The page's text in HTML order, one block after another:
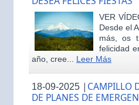
VER
Desde el
más, os
felicidad
año, cree... Leer Más
18-09-2025 | CAMPILLO
DE PLANES DE